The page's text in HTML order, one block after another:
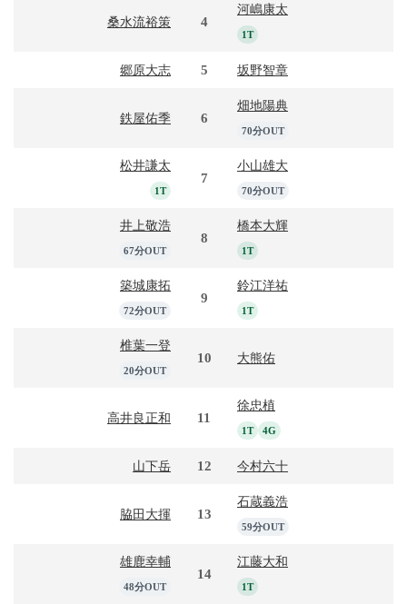
桑水流裕策 4
河嶋康太
1T
郷原大志 5 坂野智章
鉄屋佑季 6
畑地陽典
70分OUT
松井謙太
1T
7
小山雄大
70分OUT
井上敬浩
67分OUT
8
橋本大輝
1T
築城康拓
72分OUT
9
鈴江洋祐
1T
椎葉一登
20分OUT
10 大熊佑
高井良正和 11
徐忠植
1T 4G
山下岳 12 今村六十
脇田大揮 13
石蔵義浩
59分OUT
雄鹿幸輔
48分OUT
14
江藤大和
1T